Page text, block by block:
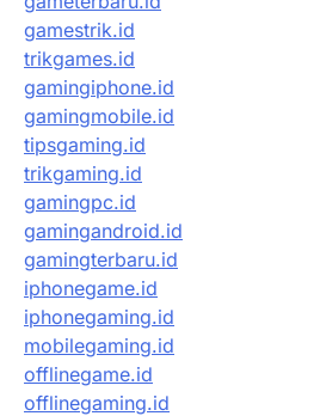
gamestrik.id
trikgames.id
gamingiphone.id
gamingmobile.id
tipsgaming.id
trikgaming.id
gamingpc.id
gamingandroid.id
gamingterbaru.id
iphonegame.id
iphonegaming.id
mobilegaming.id
offlinegame.id
offlinegaming.id